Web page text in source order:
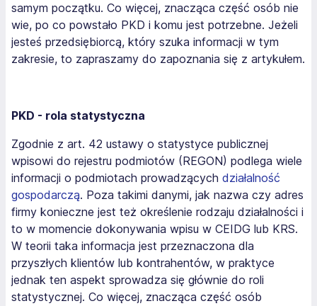
samym początku. Co więcej, znacząca część osób nie
wie, po co powstało PKD i komu jest potrzebne. Jeżeli
jesteś przedsiębiorcą, który szuka informacji w tym
zakresie, to zapraszamy do zapoznania się z artykułem.
PKD - rola statystyczna
Zgodnie z art. 42 ustawy o statystyce publicznej
wpisowi do rejestru podmiotów (REGON) podlega wiele
informacji o podmiotach prowadzących działalność
gospodarczą. Poza takimi danymi, jak nazwa czy adres
firmy konieczne jest też określenie rodzaju działalności i
to w momencie dokonywania wpisu w CEIDG lub KRS.
W teorii taka informacja jest przeznaczona dla
przyszłych klientów lub kontrahentów, w praktyce
jednak ten aspekt sprowadza się głównie do roli
statystycznej. Co więcej, znacząca część osób